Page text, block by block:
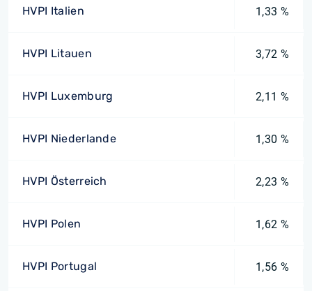
HVPI Italien 1,33 %
HVPI Litauen 3,72 %
HVPI Luxemburg 2,11 %
HVPI Niederlande 1,30 %
HVPI Österreich 2,23 %
HVPI Polen 1,62 %
HVPI Portugal 1,56 %